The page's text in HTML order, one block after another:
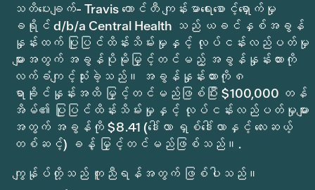
သတိပေးချက်- Travis ကောင်တီ ကျန်းမာရေးစောင့်ရှောက်မှု
ခရိုင် d/b/a Central Health သည် ယခင်နှစ်အခွန်
နှုန်းထက် ပြုပြင်ထိန်းသိမ်းမှုနှင့် လုပ်ငန်းလည်ပတ်မှု
များအတွက် အခွန်ပိုမိုမြှင့်တင်မည့် အခွန်နှုန်းထားကို
လက်ခံကျင့်သုံးခဲ့သည်။ အခွန်နှုန်းထားကို ၈
ရာခိုင်နှုန်းအထိ မြှင့်တင်မည်ဖြစ်ပြီး $100,000 တန်
အိမ်၏ ပြုပြင်ထိန်းသိမ်းမှုနှင့် လုပ်ငန်းလည်ပတ်မှုများ
အတွက် အခွန်ကို $8.41 (ဒေါ်လာ ရှစ်ဒေါ်လာနှင့် လေးဆယ့်
တစ်ဆင့်) ခန့် မြှင့်တင်မည်ဖြစ်သည်။.
ကျွန်ုပ်တို့သည် ကူညီရန်အတွက် ဖြစ်ပါသည်။